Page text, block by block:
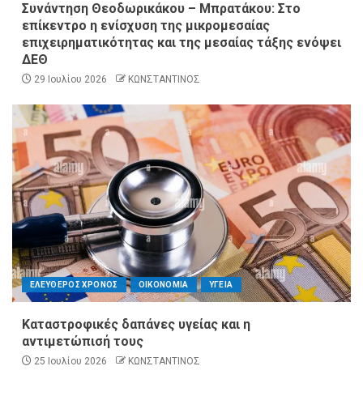
Συνάντηση Θεοδωρικάκου – Μπρατάκου: Στο
επίκεντρο η ενίσχυση της μικρομεσαίας
επιχειρηματικότητας και της μεσαίας τάξης ενόψει
ΔΕΘ
29 Ιουλίου 2026 ΚΩΝΣΤΑΝΤΙΝΟΣ
ΕΛΕΥΘΕΡΟΣ ΧΡΟΝΟΣ ΟΙΚΟΝΟΜΙΑ ΥΓΕΙΑ
Καταστροφικές δαπάνες υγείας και η
αντιμετώπισή τους
25 Ιουλίου 2026 ΚΩΝΣΤΑΝΤΙΝΟΣ